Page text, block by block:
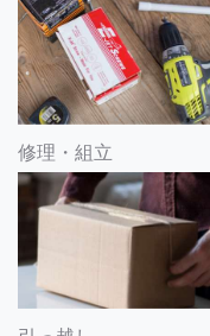
修理・組立